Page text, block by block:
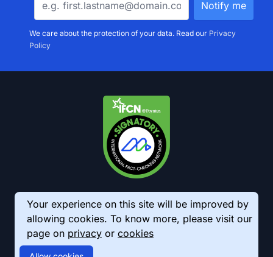
We care about the protection of your data. Read our Privacy
Policy
Your experience on this site will be improved by
allowing cookies. To know more, please visit our
page on privacy or cookies
© 2026 AkhbarMeter. All Rights Reserved